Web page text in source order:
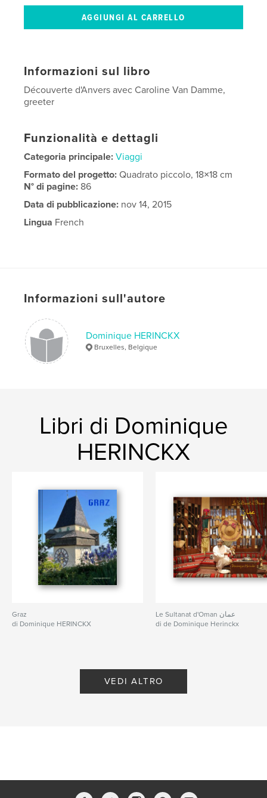
Informazioni sul libro
Découverte d'Anvers avec Caroline Van Damme,
greeter
Funzionalità e dettagli
Categoria principale: Viaggi
Formato del progetto:Quadrato piccolo, 18×18 cm
N° di pagine: 86
Data di pubblicazione: nov 14, 2015
Lingua French
Informazioni sull'autore
Dominique HERINCKX
Bruxelles, Belgique
Libri di Dominique
HERINCKX
Graz
di Dominique HERINCKX
Le Sultanat d'Oman عمان
di de Dominique Herinckx
VEDI ALTRO